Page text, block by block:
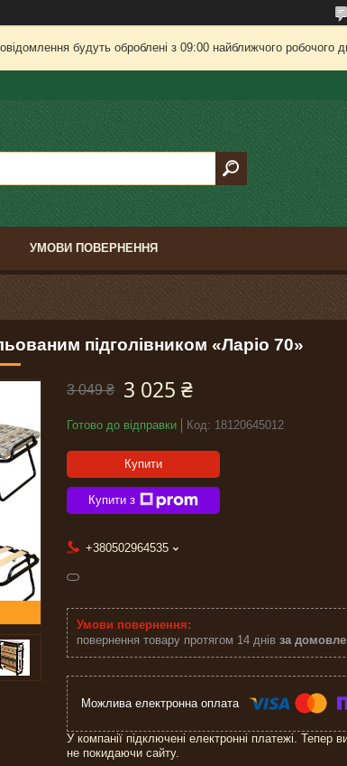
будуть оброблені з 09:00 найближчого робочого
УМОВИ ПОВЕРНЕННЯ
підголівником «Ларіо 70»
3 049 ₴ 3 025 ₴
Готово до відправки Код: 18120645012
Купити
Купити з
+380502964535
повернення товару протягом 14 днів за
У компанії підключені електронні платежі. Тепер
не покидаючи сайту.